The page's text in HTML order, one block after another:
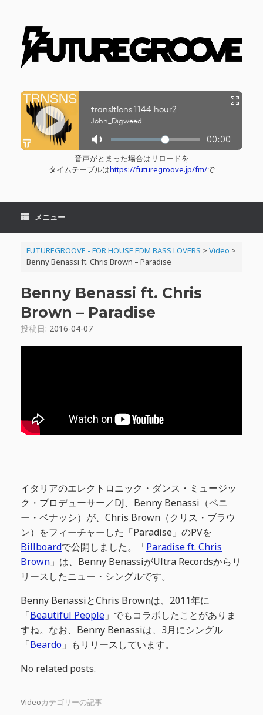
音声がとまった場合はリロードを
タイムテーブルはhttps://futuregroove.jp/fm/で
メニュー
FUTUREGROOVE - FOR HOUSE EDM BASS LOVERS > Video >
Benny Benassi ft. Chris Brown – Paradise
Benny Benassi ft. Chris
Brown – Paradise
投稿日: 2016-04-07
イタリアのエレクトロニック・ダンス・ミュージッ
ク・プロデューサー／DJ、Benny Benassi（ベニ
ー・ベナッシ）が、Chris Brown（クリス・ブラウ
ン）をフィーチャーした「Paradise」のPVを
Billboardで公開しました。「Paradise ft. Chris
Brown 」は、Benny BenassiがUltra Recordsからリ
リースしたニュー・シングルです。
Benny BenassiとChris Brownは、2011年に
「Beautiful People 」でもコラボしたことがありま
すね。なお、Benny Benassiは、3月にシングル
「Beardo 」もリリースしています。
No related posts.
Videoカテゴリーの記事